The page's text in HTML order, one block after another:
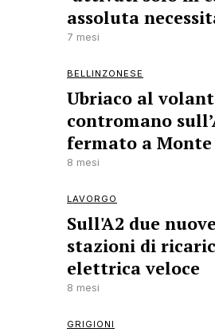
assoluta
7 mesi
BELLINZONESE
Ubriaco al
contromano
fermato a Monte
8 mesi
LAVORGO
Sull'A2 due nuove
stazioni di
elettrica veloce
8 mesi
GRIGIONI